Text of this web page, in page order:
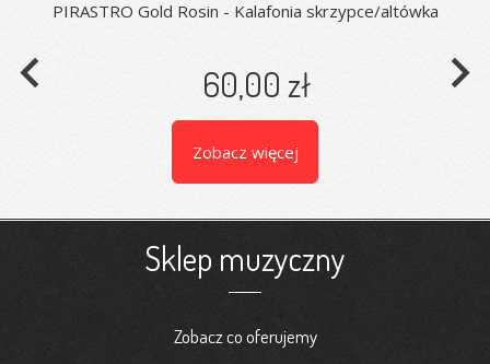
PIRASTRO Gold Rosin - Kalafonia skrzypce/altówka
60,00 zł
Zobacz więcej
navigate_before navigate_next
Sklep muzyczny
Zobacz co oferujemy